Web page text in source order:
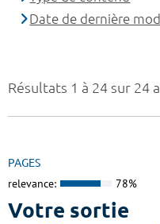
Résultats 1 à 24 sur 24
PAGES
relevance: 78%
Votre sortie
Date de dernière